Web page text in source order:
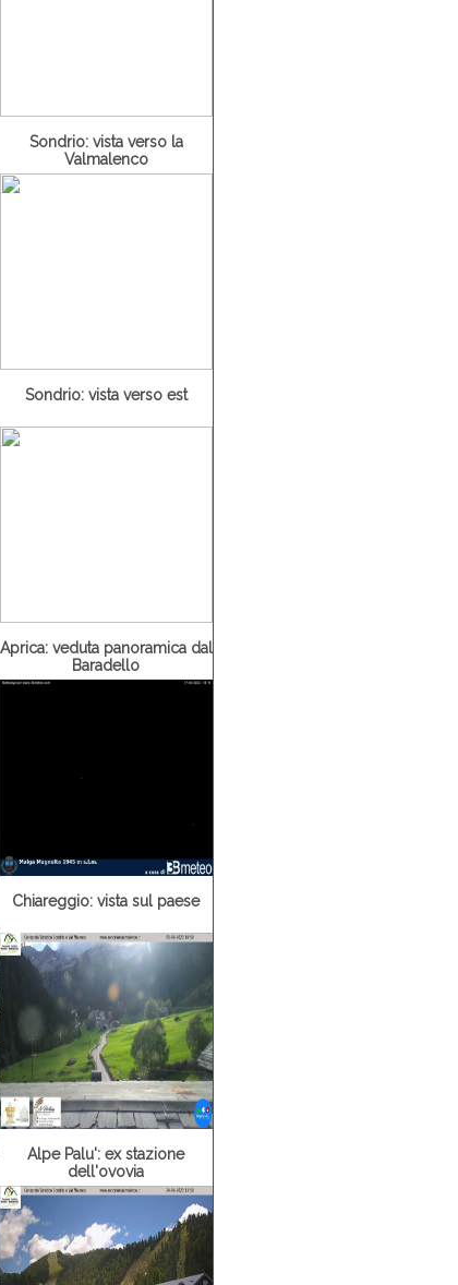
Sondrio: vista verso la
Valmalenco
Sondrio: vista verso est
Aprica: veduta panoramica dal
Baradello
Chiareggio: vista sul paese
Alpe Palu': ex stazione
dell'ovovia